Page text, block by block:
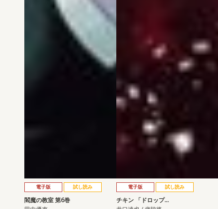
電子版 試し読み
閻魔の教室 第6巻
電子版 試し読み
チキン 「ドロップ…